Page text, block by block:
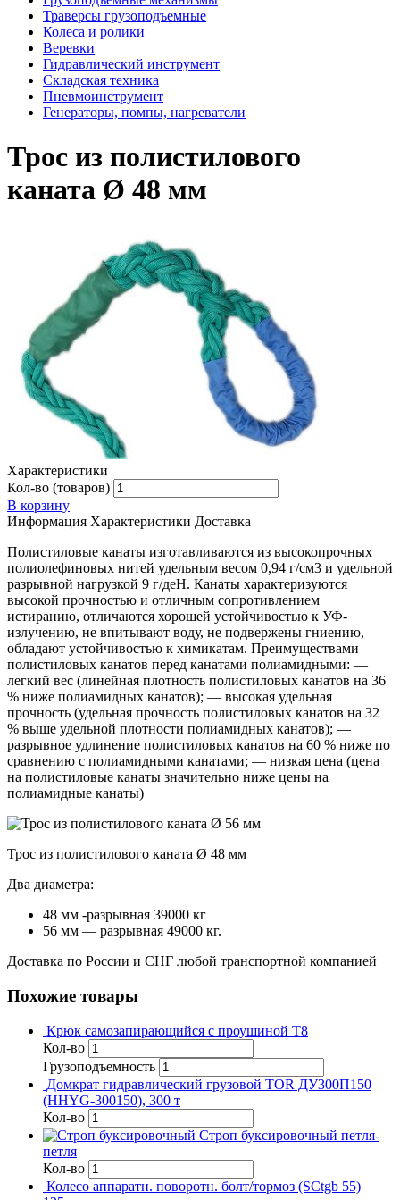
Траверсы грузоподъемные
Колеса и ролики
Веревки
Гидравлический инструмент
Складская техника
Пневмоинструмент
Генераторы, помпы, нагреватели
Трос из полистилового
каната Ø 48 мм
Характеристики
Кол-во (товаров)
В корзину
Информация Характеристики Доставка
Полистиловые канаты изготавливаются из высокопрочных
полиолефиновых нитей удельным весом 0,94 г/см3 и удельной
разрывной нагрузкой 9 г/деН. Канаты характеризуются
высокой прочностью и отличным сопротивлением
истиранию, отличаются хорошей устойчивостью к УФ-
излучению, не впитывают воду, не подвержены гниению,
обладают устойчивостью к химикатам. Преимуществами
полистиловых канатов перед канатами полиамидными: —
легкий вес (линейная плотность полистиловых канатов на 36
% ниже полиамидных канатов); — высокая удельная
прочность (удельная прочность полистиловых канатов на 32
% выше удельной плотности полиамидных канатов); —
разрывное удлинение полистиловых канатов на 60 % ниже по
сравнению с полиамидными канатами; — низкая цена (цена
на полистиловые канаты значительно ниже цены на
полиамидные канаты)
Трос из полистилового каната Ø 48 мм
Два диаметра:
48 мм -разрывная 39000 кг
56 мм — разрывная 49000 кг.
Доставка по России и СНГ любой транспортной компанией
Похожие товары
Крюк самозапирающийся с проушиной Т8
Кол-во
Грузоподъемность
Домкрат гидравлический грузовой TOR ДУ300П150
(HHYG-300150), 300 т
Кол-во
Строп буксировочный петля-
петля
Кол-во
Колесо аппаратн. поворотн. болт/тормоз (SCtgb 55)